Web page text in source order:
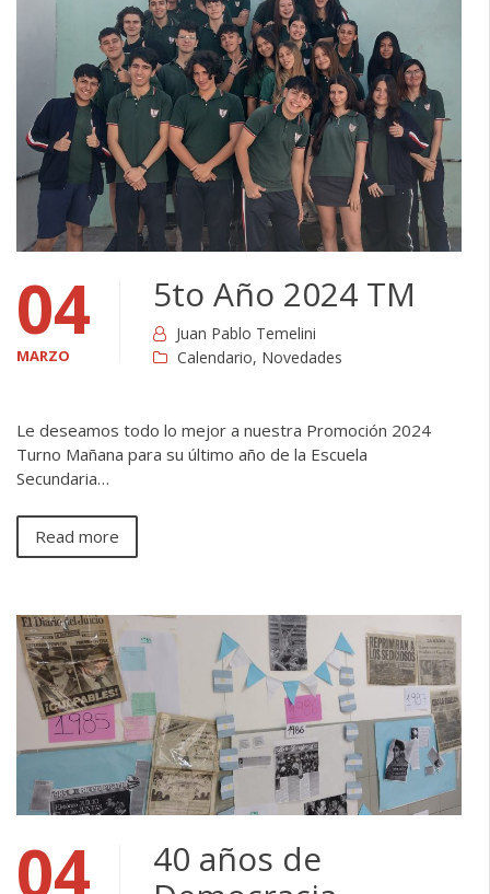
04
MARZO
5to Año 2024 TM
Juan Pablo Temelini
Calendario, Novedades
Le deseamos todo lo mejor a nuestra Promoción 2024
Turno Mañana para su último año de la Escuela
Secundaria…
Read more
04
40 años de